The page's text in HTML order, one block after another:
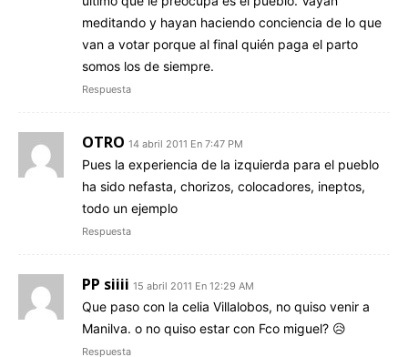
meditando y hayan haciendo conciencia de lo que
van a votar porque al final quién paga el parto
somos los de siempre.
Respuesta
OTRO 14 abril 2011 En 7:47 PM
Pues la experiencia de la izquierda para el pueblo
ha sido nefasta, chorizos, colocadores, ineptos,
todo un ejemplo
Respuesta
PP siiii 15 abril 2011 En 12:29 AM
Que paso con la celia Villalobos, no quiso venir a
Manilva. o no quiso estar con Fco miguel? 😥
Respuesta